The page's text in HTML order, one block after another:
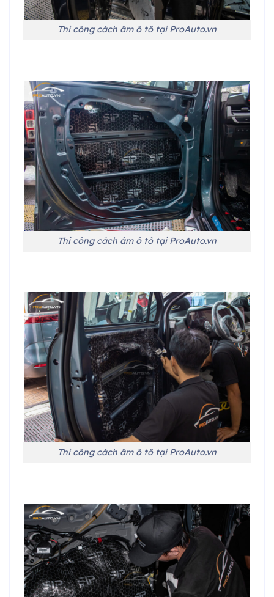
Thi công cách âm ô tô tại ProAuto.vn
Thi công cách âm ô tô tại ProAuto.vn
Thi công cách âm ô tô tại ProAuto.vn